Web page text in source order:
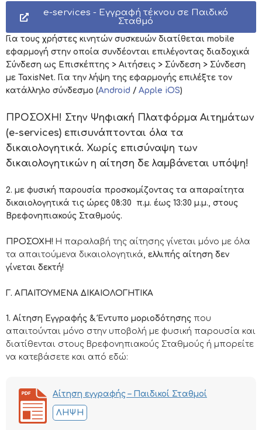
e-services - Εγγραφή τέκνου σε Παιδικό
Σταθμό
Για τους χρήστες κινητών συσκευών διατίθεται mobile
εφαρμογή στην οποία συνδέονται επιλέγοντας διαδοχικά
Σύνδεση ως Επισκέπτης > Αιτήσεις > Σύνδεση > Σύνδεση
με TaxisNet. Για την λήψη της εφαρμογής επιλέξτε τον
κατάλληλο σύνδεσμο (Android / Apple iOS)
ΠΡΟΣΟΧΗ! Στην Ψηφιακή Πλατφόρμα Αιτημάτων
(e-services) επισυνάπτονται όλα τα
δικαιολογητικά. Χωρίς επισύναψη των
δικαιολογητικών η αίτηση δε λαμβάνεται υπόψη!
2. με φυσική παρουσία προσκομίζοντας τα απαραίτητα
δικαιολογητικά τις ώρες 08:30 π.μ. έως 13:30 μ.μ., στους
Βρεφονηπιακούς Σταθμούς.
ΠΡΟΣΟΧΗ! Η παραλαβή της αίτησης γίνεται μόνο με όλα
τα απαιτούμενα δικαιολογητικά , ελλιπής αίτηση δεν
γίνεται δεκτή!
Γ. ΑΠΑΙΤΟΥΜΕΝΑ ΔΙΚΑΙΟΛΟΓΗΤΙΚΑ
1. Αίτηση Εγγραφής & Έντυπο μοριοδότησης που
απαιτούνται μόνο στην υποβολή με φυσική παρουσία και
διατίθενται στους Βρεφονηπιακούς Σταθμούς ή μπορείτε
να κατεβάσετε και από εδώ:
Αίτηση εγγραφής – Παιδικοί Σταθμοί
ΛΉΨΗ